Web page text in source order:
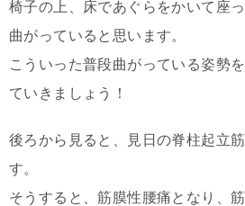
椅子の上、床であぐらをかいて座
曲がっていると思います。
こういった普段曲がっている姿勢
ていきましょう！
後ろから見ると、見日の脊柱起立
す。
そうすると、筋膜性腰痛となり、